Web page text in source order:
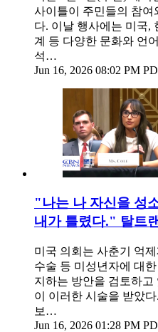
사이틀이 주민들의 참여
다. 이날 행사에는 미국,
계 등 다양한 문화와 언
석…
Jun 16, 2026 08:02 PM
"나는 나 자신을 성
내가 틀렸다." 탈트
미국 의회는 사춘기 억
수술 등 미성년자에 대
지하는 방안을 검토하
이 이러한 시술을 받았
보…
Jun 16, 2026 01:28 PM